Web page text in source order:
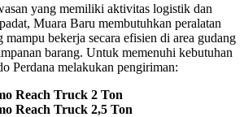
yang memiliki aktivitas logistik dan
Muara Baru membutuhkan peralatan
bekerja secara efisien di area gudang
barang. Untuk memenuhi kebutuhan
Perdana melakukan pengiriman:
Reach Truck 2 Ton
Reach Truck 2,5 Ton